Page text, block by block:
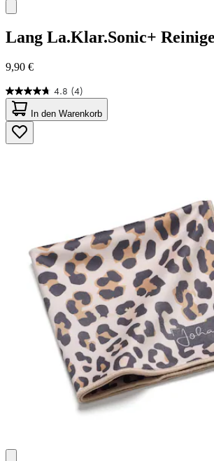
Lang La.Klar.Sonic+
9,90 €
4.8 (4)
4.8
von
5
Sternen.
4
In den Warenkorb